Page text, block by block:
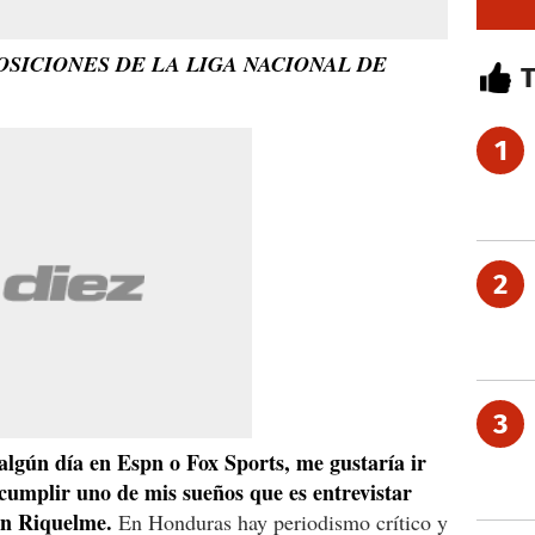
DE LA LIGA NACIONAL DE
día en Espn o Fox Sports, me gustaría ir
uno de mis sueños que es entrevistar
Riquelme. En Honduras hay periodismo crítico y
1
2
3